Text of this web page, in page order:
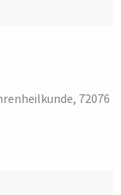
72076